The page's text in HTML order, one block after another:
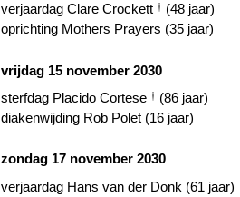
verjaardag Clare Crockett † (48 jaar)
oprichting Mothers Prayers (35 jaar)
vrijdag 15 november 2030
sterfdag Placido Cortese † (86 jaar)
diakenwijding Rob Polet (16 jaar)
zondag 17 november 2030
verjaardag Hans van der Donk (61 jaar)